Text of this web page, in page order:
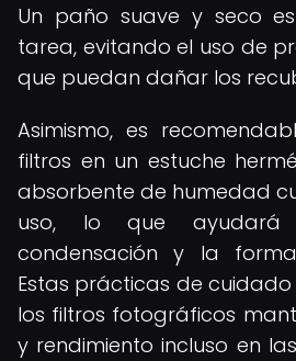
Un paño suave y seco
tarea, evitando el uso de
que puedan dañar los
Asimismo, es
filtros en un estuche
absorbente de humedad
uso, lo que
condensación y la
Estas prácticas de
los filtros fotográficos
y rendimiento incluso en